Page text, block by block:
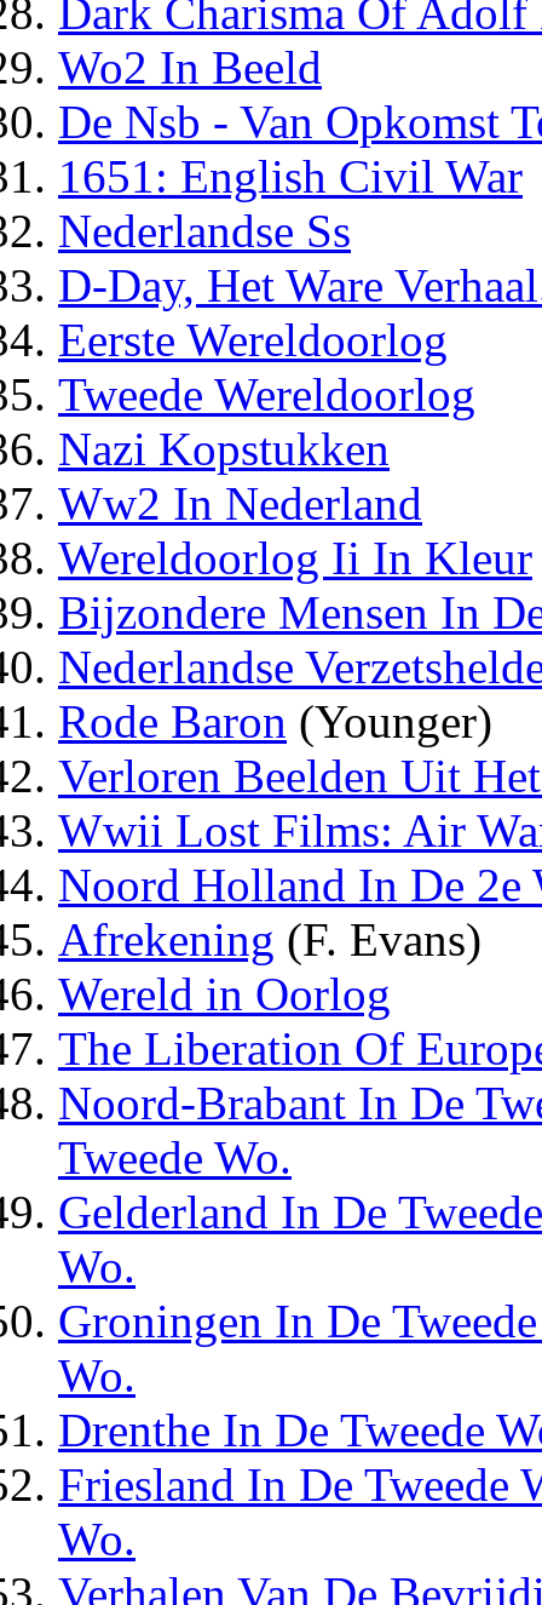
Dark Charisma Of
Wo2 In Beeld
De Nsb - Van Opkomst
1651: English Civil War
Nederlandse Ss
D-Day, Het Ware
Eerste Wereldoorlog
Tweede Wereldoorlog
Nazi Kopstukken
Ww2 In Nederland
Wereldoorlog Ii In Kleur
Bijzondere Mensen In
Nederlandse
Rode Baron (Younger)
Verloren Beelden Uit
Wwii Lost Films: Air
Noord Holland In De 2e
Afrekening (F. Evans)
Wereld in Oorlog
The Liberation Of
Noord-Brabant In De
Tweede Wo.
Gelderland In De
Wo.
Groningen In De
Wo.
Drenthe In De Tweede
Friesland In De Tweede
Wo.
Verhalen Van De